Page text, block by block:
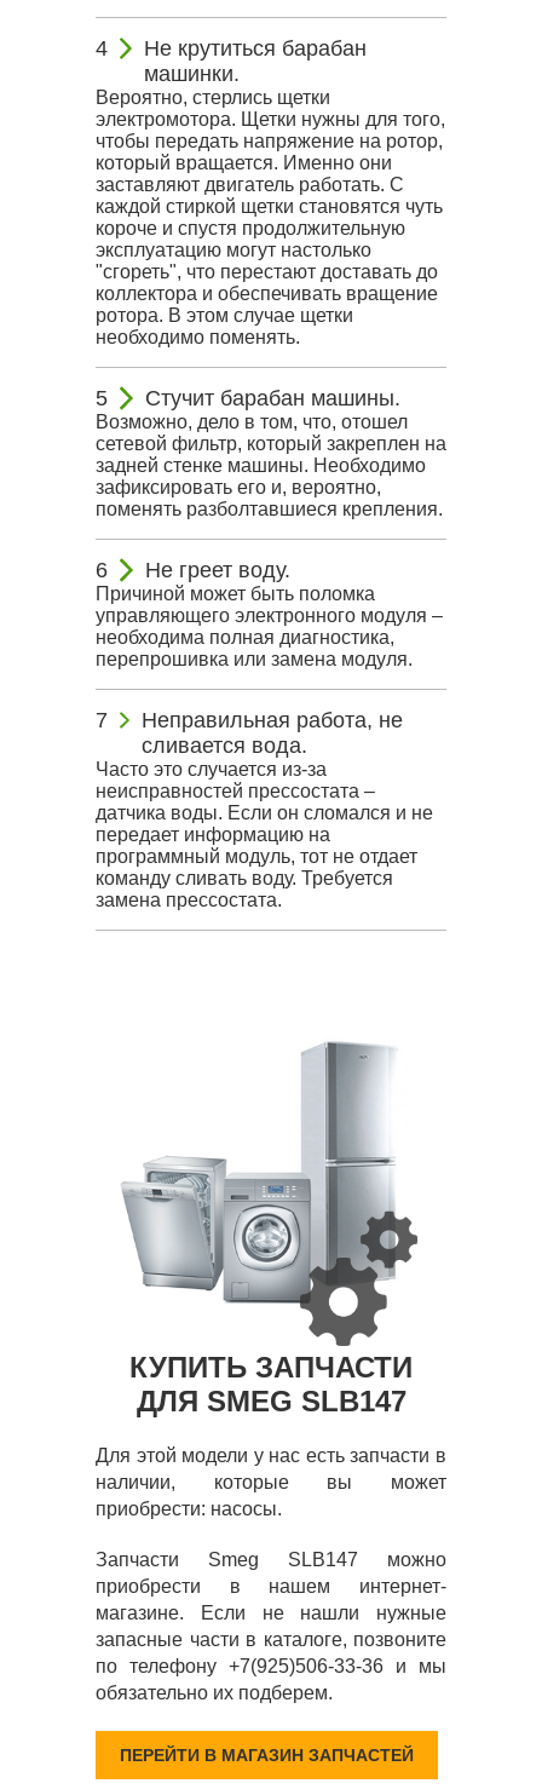
Не крутиться барабан
машинки.
Вероятно, стерлись щетки
электромотора. Щетки нужны для того,
чтобы передать напряжение на ротор,
который вращается. Именно они
заставляют двигатель работать. С
каждой стиркой щетки становятся чуть
короче и спустя продолжительную
эксплуатацию могут настолько
"сгореть", что перестают доставать до
коллектора и обеспечивать вращение
ротора. В этом случае щетки
необходимо поменять.
Стучит барабан машины.
Возможно, дело в том, что, отошел
сетевой фильтр, который закреплен на
задней стенке машины. Необходимо
зафиксировать его и, вероятно,
поменять разболтавшиеся крепления.
Не греет воду.
Причиной может быть поломка
управляющего электронного модуля –
необходима полная диагностика,
перепрошивка или замена модуля.
Неправильная работа, не
сливается вода.
Часто это случается из-за
неисправностей прессостата –
датчика воды. Если он сломался и не
передает информацию на
программный модуль, тот не отдает
команду сливать воду. Требуется
замена прессостата.
КУПИТЬ ЗАПЧАСТИ
ДЛЯ SMEG SLB147
Для этой модели у нас есть запчасти в
наличии, которые вы может
приобрести: насосы.
Запчасти Smeg SLB147 можно
приобрести в нашем интернет-
магазине. Если не нашли нужные
запасные части в каталоге, позвоните
по телефону +7(925)506-33-36 и мы
обязательно их подберем.
ПЕРЕЙТИ В МАГАЗИН ЗАПЧАСТЕЙ